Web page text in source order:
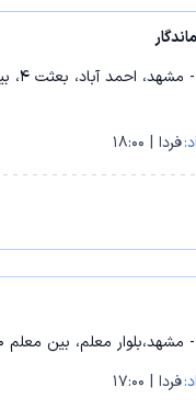
فردا | 18:00
معلم، بین معلم 50 و 52، ساختمان پاسارگاد، طبقه دوم
فردا | 17:00